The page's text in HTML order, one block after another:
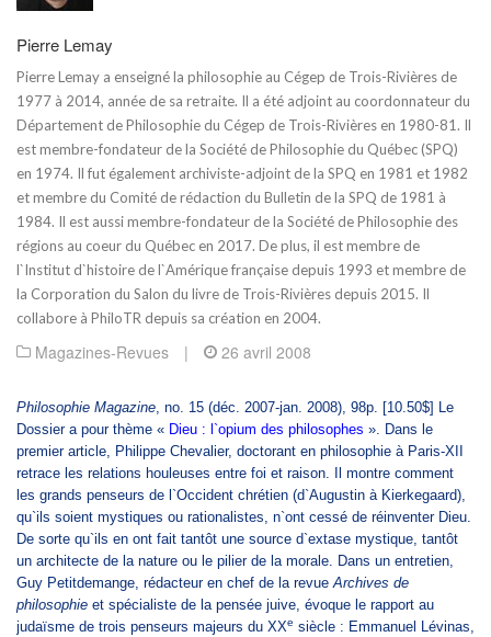
Pierre Lemay
Pierre Lemay a enseigné la philosophie au Cégep de Trois-Rivières de
1977 à 2014, année de sa retraite. Il a été adjoint au coordonnateur du
Département de Philosophie du Cégep de Trois-Rivières en 1980-81. Il
est membre-fondateur de la Société de Philosophie du Québec (SPQ)
en 1974. Il fut également archiviste-adjoint de la SPQ en 1981 et 1982
et membre du Comité de rédaction du Bulletin de la SPQ de 1981 à
1984. Il est aussi membre-fondateur de la Société de Philosophie des
régions au coeur du Québec en 2017. De plus, il est membre de
l`Institut d`histoire de l`Amérique française depuis 1993 et membre de
la Corporation du Salon du livre de Trois-Rivières depuis 2015. Il
collabore à PhiloTR depuis sa création en 2004.
Magazines-Revues | 26 avril 2008
Philosophie Magazine, no. 15 (déc. 2007-jan. 2008), 98p. [10.50$] Le
Dossier a pour thème « Dieu : l`opium des philosophes ». Dans le
premier article, Philippe Chevalier, doctorant en philosophie à Paris-XII
retrace les relations houleuses entre foi et raison. Il montre comment
les grands penseurs de l`Occident chrétien (d`Augustin à Kierkegaard),
qu`ils soient mystiques ou rationalistes, n`ont cessé de réinventer Dieu.
De sorte qu`ils en ont fait tantôt une source d`extase mystique, tantôt
un architecte de la nature ou le pilier de la morale. Dans un entretien,
Guy Petitdemange, rédacteur en chef de la revueArchives de
philosophie et spécialiste de la pensée juive, évoque le rapport au
judaïsme de trois penseurs majeurs du XXe siècle : Emmanuel Lévinas,